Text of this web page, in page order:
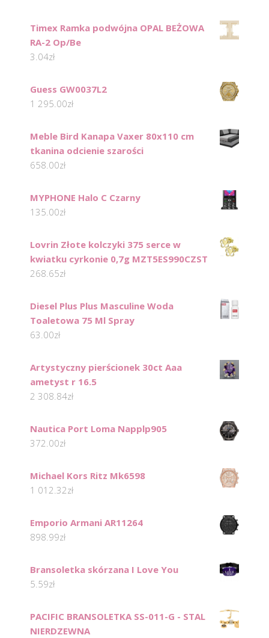
Timex Ramka podwójna OPAL BEŻOWA
RA-2 Op/Be
3.04zł
Guess GW0037L2
1 295.00zł
Meble Bird Kanapa Vaxer 80x110 cm
tkanina odcienie szarości
658.00zł
MYPHONE Halo C Czarny
135.00zł
Lovrin Złote kolczyki 375 serce w
kwiatku cyrkonie 0,7g MZT5ES990CZST
268.65zł
Diesel Plus Plus Masculine Woda
Toaletowa 75 Ml Spray
63.00zł
Artystyczny pierścionek 30ct Aaa
ametyst r 16.5
2 308.84zł
Nautica Port Loma Napplp905
372.00zł
Michael Kors Ritz Mk6598
1 012.32zł
Emporio Armani AR11264
898.99zł
Bransoletka skórzana I Love You
5.59zł
PACIFIC BRANSOLETKA SS-011-G - STAL
NIERDZEWNA